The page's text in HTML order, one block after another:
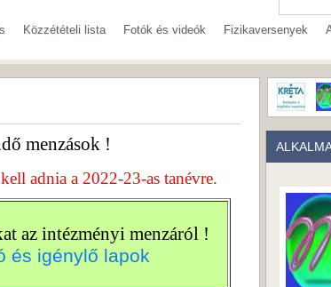
Közzétételi lista Fotók és videók Fizikaversenyek
menzások !
adnia a 2022-23-as tanévre.
az intézményi menzáról !
és igénylő lapok